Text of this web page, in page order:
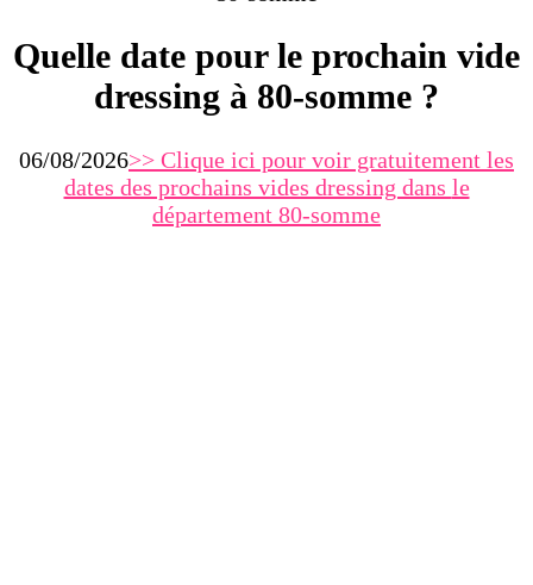
Quelle date pour le prochain vide
dressing à 80-somme ?
06/08/2026>> Clique ici pour voir gratuitement les
dates des prochains vides dressing dans le
département 80-somme